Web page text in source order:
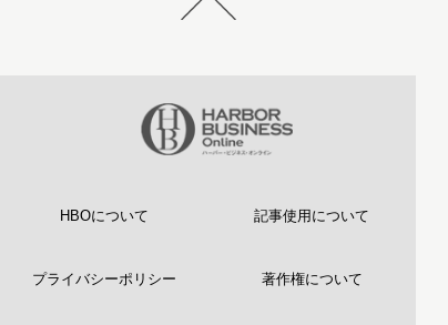
HBOについて 記事使用について
プライバシーポリシー 著作権について